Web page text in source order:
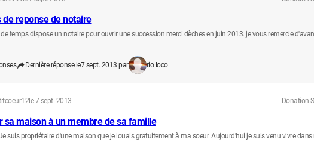
de reponse de notaire
temps dispose un notaire pour ouvrir une succession merci dèches en juin 2013. je vous remercie
Dernière réponse le7 sept. 2013 par rio loco
le 7 sept. 2013 Donation-
sa maison à un membre de sa famille
suis propriétaire d'une maison que je louais gratuitement à ma soeur. Aujourd'hui je suis venu vivre dans